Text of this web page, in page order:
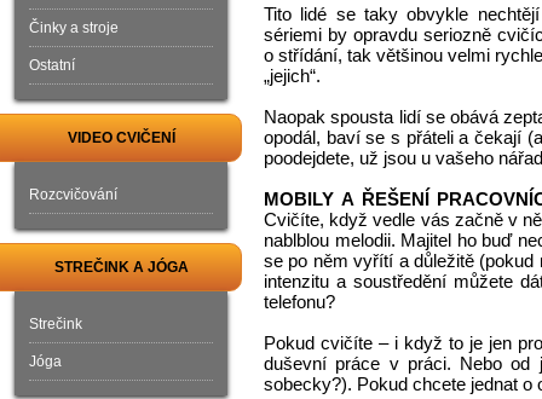
Tito lidé se taky obvykle
sériemi by opravdu seriozně
o střídání, tak většinou velmi
„jejich“.
Naopak spousta lidí se obává
opodál, baví se s přáteli a čekají
poodejdete, už jsou u vašeho
MOBILY A ŘEŠENÍ
Cvičíte, když vedle vás začně v
nablblou melodii. Majitel ho buď
se po něm vyřítí a důležitě
intenzitu a soustředění můžete
telefonu?
Pokud cvičíte – i když to je jen
duševní práce v práci. Nebo
sobecky?). Pokud chcete jednat o
Činky a stroje
Ostatní
VIDEO CVIČENÍ
Rozcvičování
STREČINK A JÓGA
Strečink
Jóga